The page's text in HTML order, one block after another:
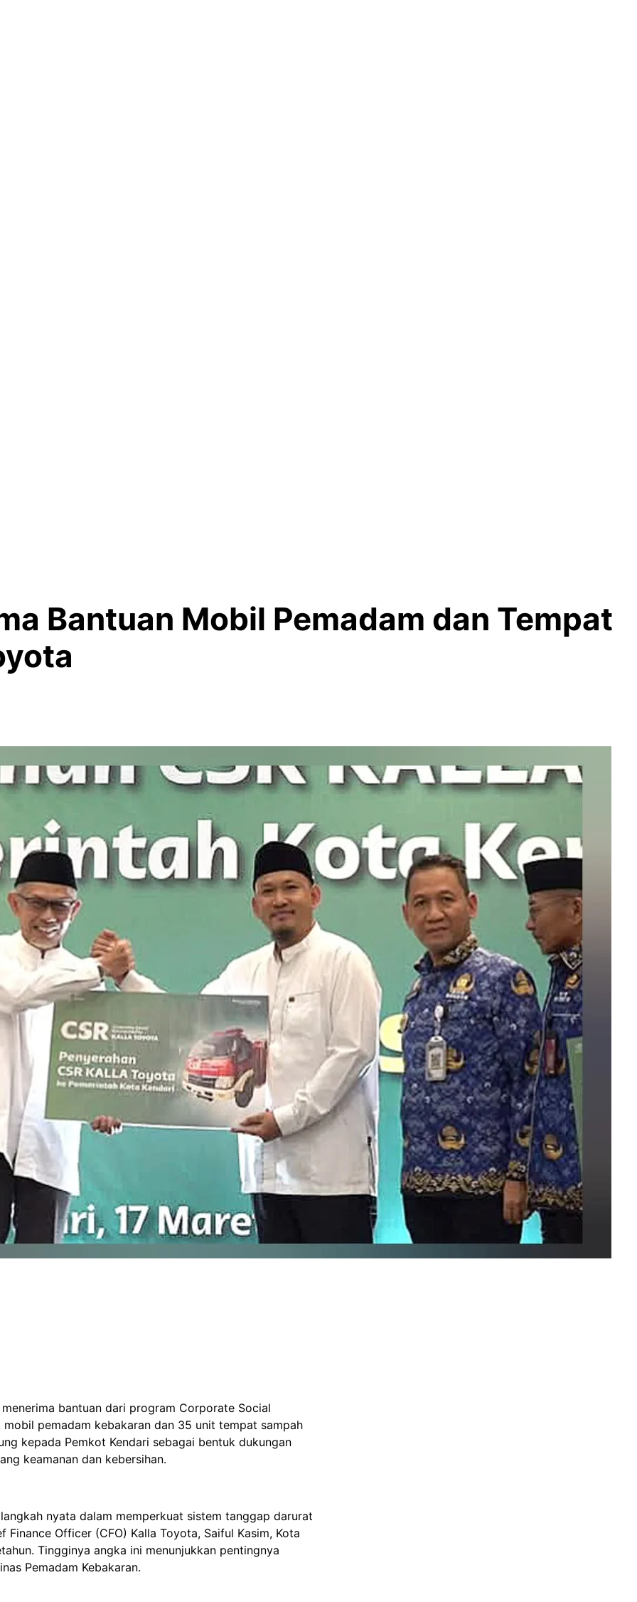
Bantuan Mobil Pemadam dan Tempat
bantuan dari program Corporate Social
pemadam kebakaran dan 35 unit tempat sampah
kepada Pemkot Kendari sebagai bentuk dukungan
keamanan dan kebersihan.
nyata dalam memperkuat sistem tanggap darurat
Officer (CFO) Kalla Toyota, Saiful Kasim, Kota
Tingginya angka ini menunjukkan pentingnya
Pemadam Kebakaran.